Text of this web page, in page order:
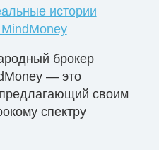
истории
брокер
— это
своим
спектру